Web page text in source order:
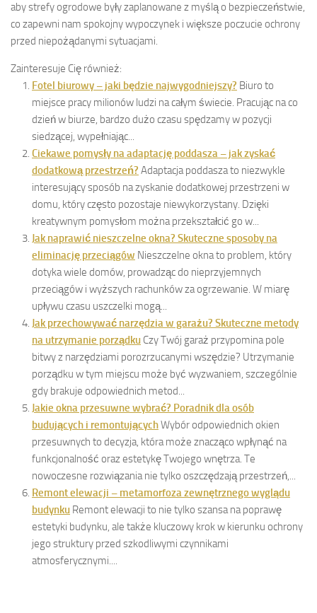
aby strefy ogrodowe były zaplanowane z myślą o bezpieczeństwie,
co zapewni nam spokojny wypoczynek i większe poczucie ochrony
przed niepożądanymi sytuacjami.
Zainteresuje Cię również:
Fotel biurowy – jaki będzie najwygodniejszy? Biuro to
miejsce pracy milionów ludzi na całym świecie. Pracując na co
dzień w biurze, bardzo dużo czasu spędzamy w pozycji
siedzącej, wypełniając...
Ciekawe pomysły na adaptację poddasza – jak zyskać
dodatkową przestrzeń? Adaptacja poddasza to niezwykle
interesujący sposób na zyskanie dodatkowej przestrzeni w
domu, który często pozostaje niewykorzystany. Dzięki
kreatywnym pomysłom można przekształcić go w...
Jak naprawić nieszczelne okna? Skuteczne sposoby na
eliminację przeciągów Nieszczelne okna to problem, który
dotyka wiele domów, prowadząc do nieprzyjemnych
przeciągów i wyższych rachunków za ogrzewanie. W miarę
upływu czasu uszczelki mogą...
Jak przechowywać narzędzia w garażu? Skuteczne metody
na utrzymanie porządku Czy Twój garaż przypomina pole
bitwy z narzędziami porozrzucanymi wszędzie? Utrzymanie
porządku w tym miejscu może być wyzwaniem, szczególnie
gdy brakuje odpowiednich metod...
Jakie okna przesuwne wybrać? Poradnik dla osób
budujących i remontującychWybór odpowiednich okien
przesuwnych to decyzja, która może znacząco wpłynąć na
funkcjonalność oraz estetykę Twojego wnętrza. Te
nowoczesne rozwiązania nie tylko oszczędzają przestrzeń,...
Remont elewacji – metamorfoza zewnętrznego wyglądu
budynku Remont elewacji to nie tylko szansa na poprawę
estetyki budynku, ale także kluczowy krok w kierunku ochrony
jego struktury przed szkodliwymi czynnikami
atmosferycznymi....